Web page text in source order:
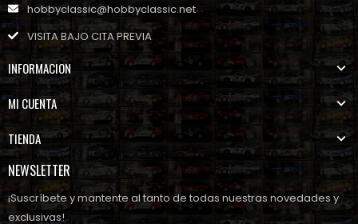
hobbyclassic@hobbyclassic.net
VISITA BAJO CITA PREVIA
INFORMACION
MI CUENTA
TIENDA
NEWSLETTER
¡Suscríbete y mantente al tanto de todas nuestras novedades y
exclusivas!